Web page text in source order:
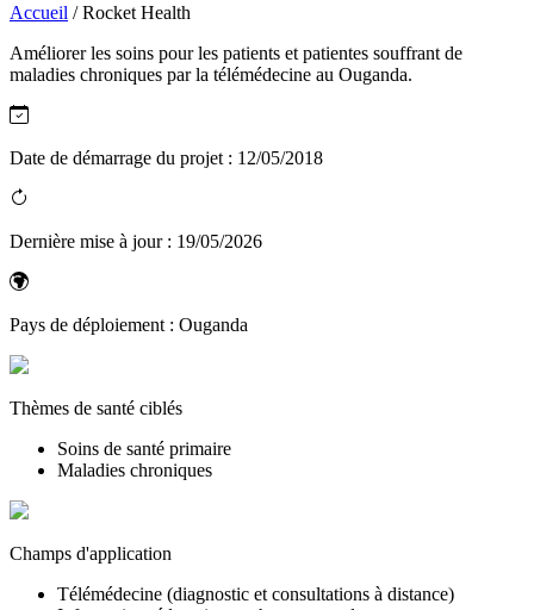
Accueil /Rocket Health
Améliorer les soins pour les patients et patientes souffrant de
maladies chroniques par la télémédecine au Ouganda.
Date de démarrage du projet : 12/05/2018
Dernière mise à jour : 19/05/2026
Pays de déploiement : Ouganda
Thèmes de santé ciblés
Soins de santé primaire
Maladies chroniques
Champs d'application
Télémédecine (diagnostic et consultations à distance)